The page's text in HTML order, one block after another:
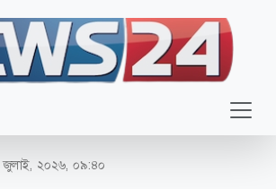
নির্বাচনে ভোট দিতে
জুলাই, ২০২৬, ০৯:৪০